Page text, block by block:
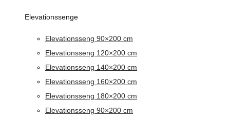
Elevationssenge
Elevationsseng 90×200 cm
Elevationsseng 120×200 cm
Elevationsseng 140×200 cm
Elevationsseng 160×200 cm
Elevationsseng 180×200 cm
Elevationsseng 90×200 cm